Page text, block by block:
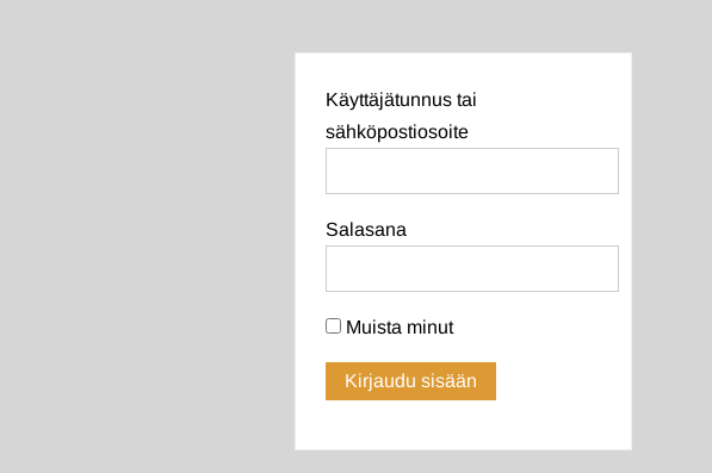
Käyttäjätunnus tai
sähköpostiosoite
Salasana
Muista minut